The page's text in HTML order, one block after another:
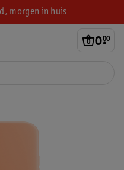
morgen in huis
0.
00